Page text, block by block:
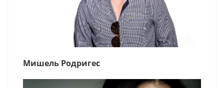
Мишель Родригес